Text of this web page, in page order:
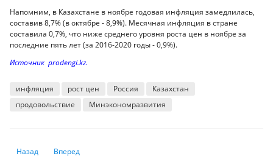
Напомним, в Казахстане в ноябре годовая инфляция замедлилась,
составив 8,7% (в октябре - 8,9%). Месячная инфляция в стране
составила 0,7%, что ниже среднего уровня роста цен в ноябре за
последние пять лет (за 2016-2020 годы - 0,9%).
Источник prodengi.kz.
инфляция рост цен Россия
Казахстан
продовольствие
Минэкономразвития
Предыдущий: Новак предсказал высокие цены на газ в 2022 году
Назад Следующий: В акимате Алматы провели совещание с
Вперед